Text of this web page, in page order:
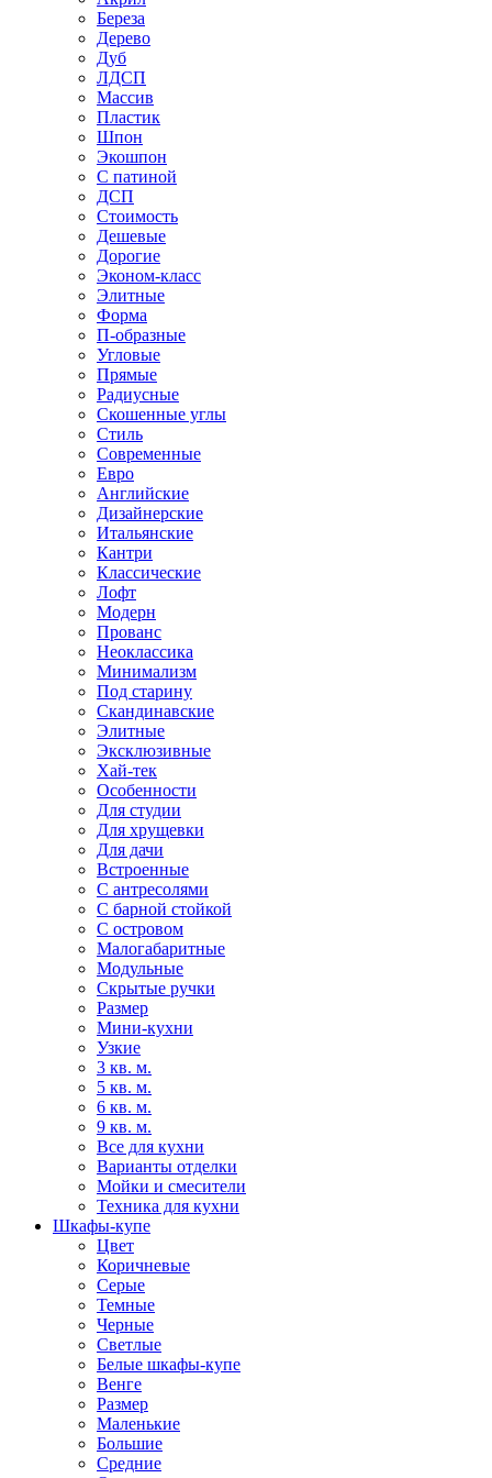
Береза
Дерево
Дуб
ЛДСП
Массив
Пластик
Шпон
Экошпон
С патиной
ДСП
Стоимость
Дешевые
Дорогие
Эконом-класс
Элитные
Форма
П-образные
Угловые
Прямые
Радиусные
Скошенные углы
Стиль
Современные
Евро
Английские
Дизайнерские
Итальянские
Кантри
Классические
Лофт
Модерн
Прованс
Неоклассика
Минимализм
Под старину
Скандинавские
Элитные
Эксклюзивные
Хай-тек
Особенности
Для студии
Для хрущевки
Для дачи
Встроенные
С антресолями
С барной стойкой
С островом
Малогабаритные
Модульные
Скрытые ручки
Размер
Мини-кухни
Узкие
3 кв. м.
5 кв. м.
6 кв. м.
9 кв. м.
Все для кухни
Варианты отделки
Мойки и смесители
Техника для кухни
Шкафы-купе
Цвет
Коричневые
Серые
Темные
Черные
Светлые
Белые шкафы-купе
Венге
Размер
Маленькие
Большие
Средние